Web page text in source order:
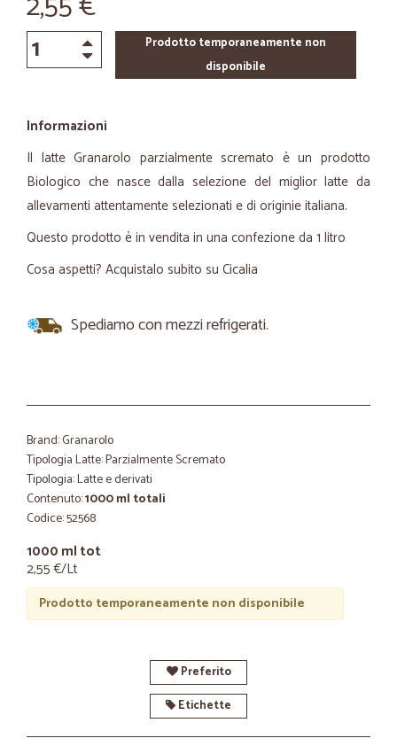
Prodotto temporaneamente non
disponibile
Informazioni
Il latte Granarolo parzialmente scremato è un prodotto
Biologico che nasce dalla selezione del miglior latte da
allevamenti attentamente selezionati e di originie italiana.
Questo prodotto è in vendita in una confezione da 1 litro
Cosa aspetti? Acquistalo subito su Cicalia
Spediamo con mezzi refrigerati.
Brand: Granarolo
Tipologia Latte: Parzialmente Scremato
Tipologia: Latte e derivati
Contenuto:1000 ml totali
Codice: 52568
1000 ml tot
2,55 €/Lt
Prodotto temporaneamente non disponibile
Preferito
Etichette